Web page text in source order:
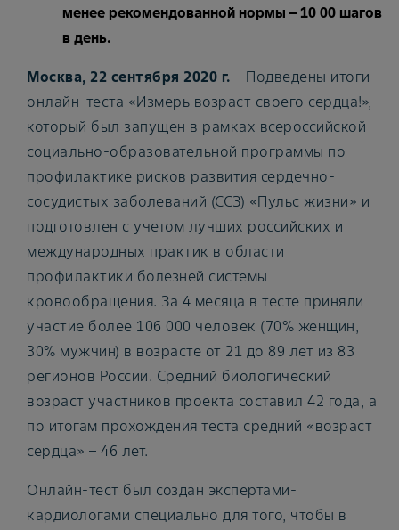
менее рекомендованной нормы – 10 00 шагов
в день.
Москва, 22 сентября 2020 г. – Подведены итоги
онлайн-теста «Измерь возраст своего сердца!»,
который был запущен в рамках всероссийской
социально-образовательной программы по
профилактике рисков развития сердечно-
сосудистых заболеваний (ССЗ) «Пульс жизни» и
подготовлен с учетом лучших российских и
международных практик в области
профилактики болезней системы
кровообращения. За 4 месяца в тесте приняли
участие более 106 000 человек (70% женщин,
30% мужчин) в возрасте от 21 до 89 лет из 83
регионов России. Средний биологический
возраст участников проекта составил 42 года, а
по итогам прохождения теста средний «возраст
сердца» – 46 лет.
Онлайн-тест был создан экспертами-
кардиологами специально для того, чтобы в